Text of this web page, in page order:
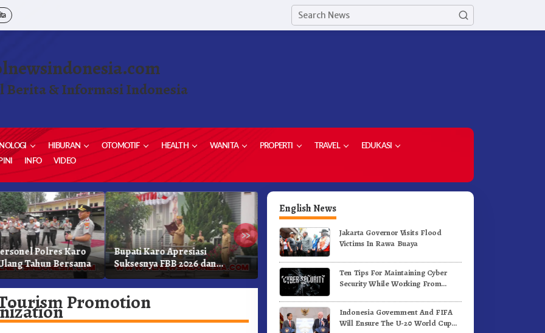
Berita & Informasi Indonesia
HIBURAN OTOMOTIF HEALTH WANITA PROPERTI TRAVEL
EDUKASI
INFO VIDEO
»
Polres Karo
Tahun Bersama
Bupati Karo Apresiasi
Suksesnya FBB 2026 dan
Targetkan FBB 2027 Go
Internasional.!
Sekda Kabupaten Karo Hadiri
Penutupan (PRSU) Tahun 2026
Di Medan
Berkolaborasi Dengan
Komunitas WEST Karo
Promotion
English News
Jakarta Governor Visits Flood
Victims In Rawa Buaya
Ten Tips For Maintaining Cyber
Security While Working From
Indonesia Government And FIFA
Will Ensure The U-20 World Cup